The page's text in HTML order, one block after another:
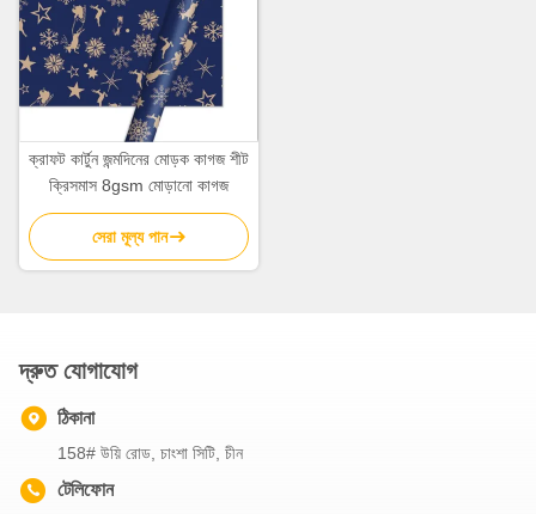
ক্রাফট কার্টুন জন্মদিনের মোড়ক কাগজ শীট
ক্রিসমাস 8gsm মোড়ানো কাগজ
সেরা মূল্য পান
দ্রুত যোগাযোগ
ঠিকানা
158# উয়ি রোড, চাংশা সিটি, চীন
টেলিফোন